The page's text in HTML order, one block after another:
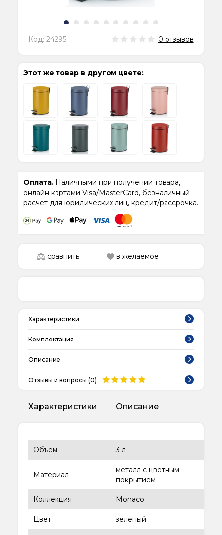
Код:24295 0 отзывов
Этот же товар в другом цвете:
Оплата. Наличными при получении товара,
онлайн картами Visa/MasterCard, безналичный
расчет для юридических лиц, кредит/рассрочка.
сравнить в желаемое
Характеристики
Комплектация
Описание
Отзывы и вопросы (0)
Характеристики Описание
Объём 3 л
Материал
металл с цветным
покрытием
Коллекция Monaco
Цвет зеленый